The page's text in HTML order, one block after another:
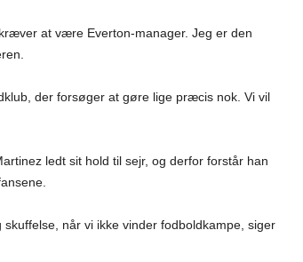
at være Everton-manager. Jeg er den
der forsøger at gøre lige præcis nok. Vi vil
ledt sit hold til sejr, og derfor forstår han
når vi ikke vinder fodboldkampe, siger